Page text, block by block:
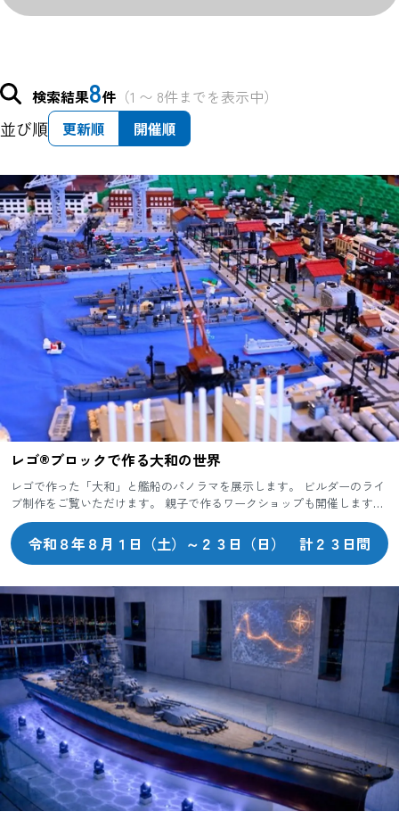
検索結果8件 （1 〜 8件までを表示中）
並び順 更新順 開催順
レゴ®ブロックで作る大和の世界
レゴで作った「大和」と艦船のパノラマを展示します。 ビルダーのライ
ブ制作をご覧いただけます。 親子で作るワークショップも開催します。
令和８年８月１日（土）～２３日（日） 計２３日間